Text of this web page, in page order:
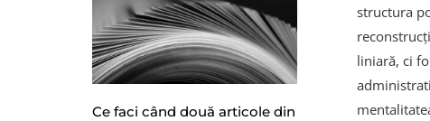
Ce faci când două articole din
structura
liniară, ci